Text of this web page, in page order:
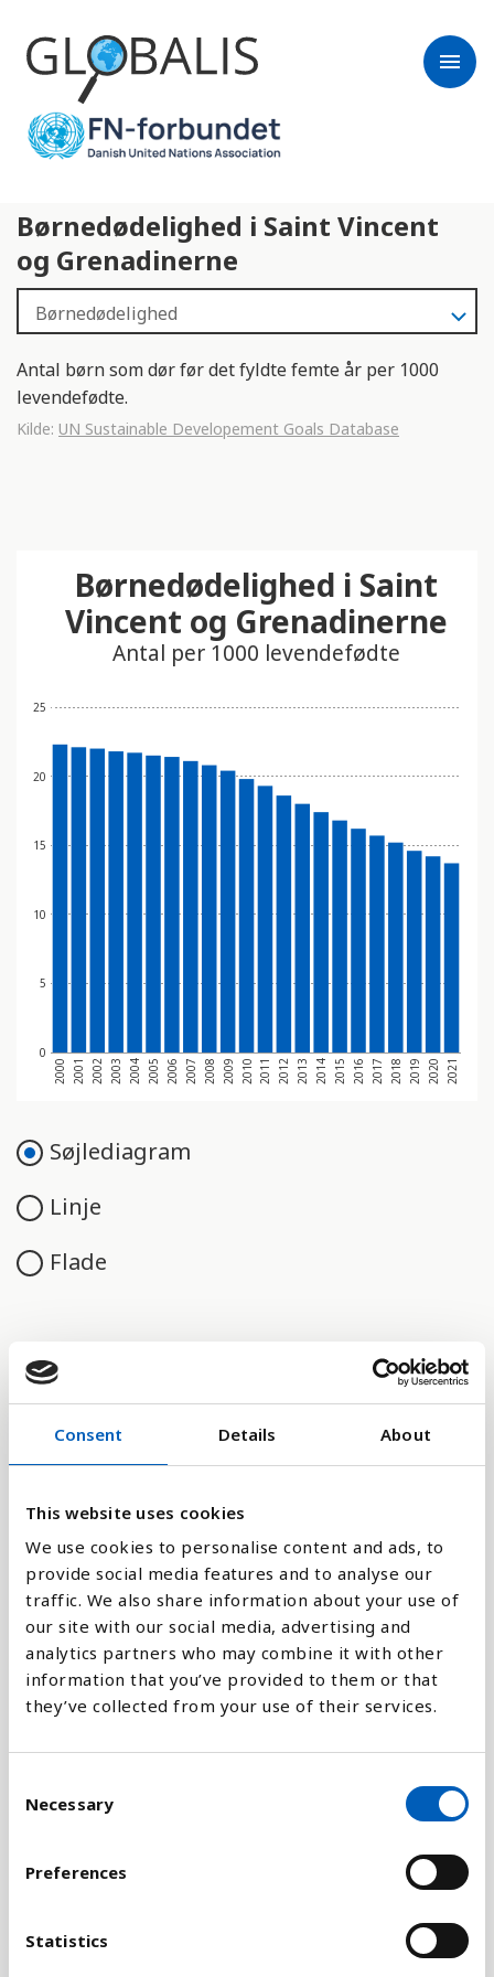
Consent Details About
This website uses cookies
We use cookies to personalise content and ads, to
provide social media features and to analyse our
traffic. We also share information about your use of
our site with our social media, advertising and
analytics partners who may combine it with other
information that you’ve provided to them or that
they’ve collected from your use of their services.
Necessary
Preferences
Statistics
menu
Børnedødelighed i Saint Vincent
og Grenadinerne
Antal børn som dør før det fyldte femte år per 1000
levendefødte.
Kilde: UN Sustainable Developement Goals Database
0
5
10
15
20
25
2000 2001 2002 2003 2004 2005 2006 2007 2008 2009 2010 2011 2012 2013 2014 2015 2016 2017 2018 2019 2020 2021
Børnedødelighed i Saint
Vincent og Grenadinerne
Antal per 1000 levendefødte
Søjlediagram
Linje
Flade
Sammenligne med:
Forklaring
Mere end 90 procent af børn, der dør, før de er fyldt
18, dør før de er fem år gamle. Børn i denne
aldersgruppe er meget sårbare, og antallet af børn,
der bliver mere end fem år siger meget om, hvor
godt et samfund fungerer som en helhed, både
socialt, økonomisk, sundheds- og miljømæssigt.
FN's Børnefond (UNICEF),
Verdenssundhedsorganisationen (WHO) og FN's
Befolkningsfond (UNFPA).
Statistikken er en indikator for FNs
bæredygtighedsmål nr. 3, som har som delmål at få
stoppet dødsfald inden 2030, som kan forhindres
blandt nyfødte og børn under fem år, med et fælles